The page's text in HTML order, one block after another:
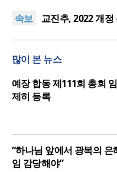
속보
교진추, 2022 개정
대표회장 취임
횃불트리니티신학
“하나님 앞에서
많이 본 뉴스
예장 합동 제111회 총회
제히 등록
“하나님 앞에서 광복의 은
임 감당해야”